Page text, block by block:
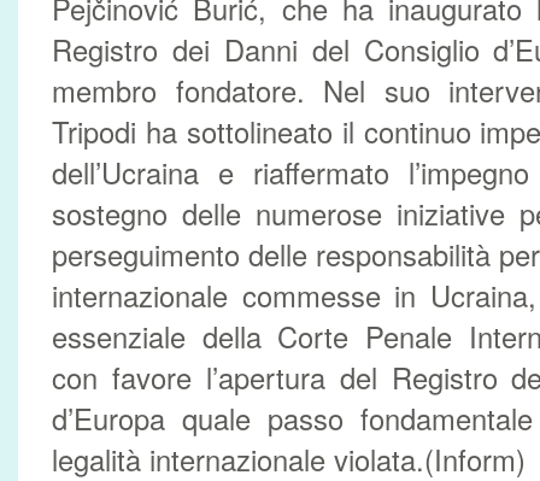
Pejčinović Burić, che ha inaugurato
Registro dei Danni del Consiglio
membro fondatore. Nel suo
Tripodi ha sottolineato il continuo
dell’Ucraina e riaffermato
sostegno delle numerose iniziative
perseguimento delle responsabilità
internazionale commesse in
essenziale della Corte Penale
con favore l’apertura del Registro
d’Europa quale passo
legalità internazionale violata.(Inform)